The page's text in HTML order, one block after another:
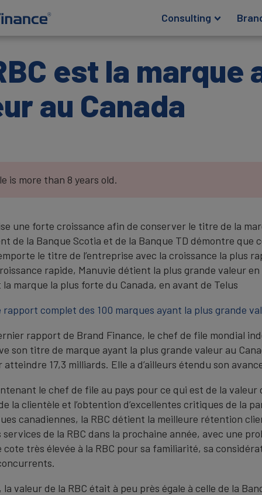
Consulting
est la marque
au Canada
is more than 8 years old.
une forte croissance afin de conserver le titre de la
de la Banque Scotia et de la Banque TD démontre que
le titre de l’entreprise avec la croissance la plus
rapide, Manuvie détient la plus grande valeur en
marque la plus forte du Canada, en avant de Telus
rapport complet des 100 marques ayant la plus grande
rapport de Brand Finance, le chef de file mondial
son titre de marque ayant la plus grande valeur au
atteindre 17,3 milliards. Elle a d’ailleurs étendu son
le chef de file au pays pour ce qui est de la
la clientèle et l’obtention d’excellentes critiques de la
canadiennes, la RBC détient la meilleure rétention
de la RBC dans la prochaine année, avec une
cote très élevée à la RBC pour sa familiarité, sa
la valeur de la RBC était à peu près égale à celle de la